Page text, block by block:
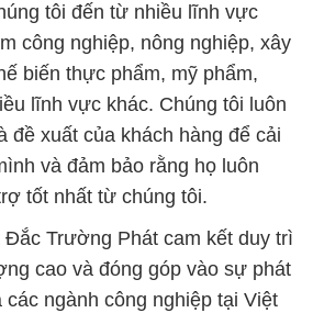
tôi đến từ nhiều lĩnh vực
công nghiệp, nông nghiệp, xây
biến thực phẩm, mỹ phẩm,
lĩnh vực khác. Chúng tôi luôn
đề xuất của khách hàng để cải
và đảm bảo rằng họ luôn
tốt nhất từ chúng tôi.
Đắc Trường Phát cam kết duy trì
cao và đóng góp vào sự phát
ngành công nghiệp tại Việt